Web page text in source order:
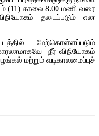
(11) காலை 8.00 மணி வரை
தடைப்படும் என
மேற்கொள்ளப்படும்
நீர் விநியோகம்
மற்றும் வடிகாலமைப்புச்